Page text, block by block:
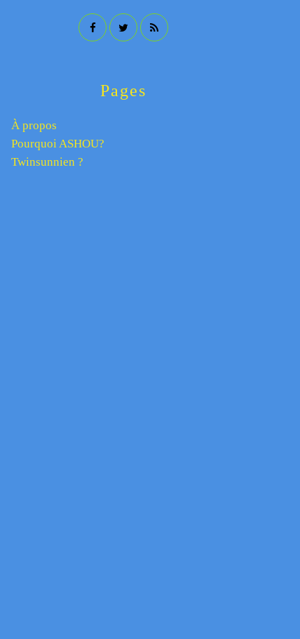
Pages
À propos
Pourquoi ASHOU?
Twinsunnien ?